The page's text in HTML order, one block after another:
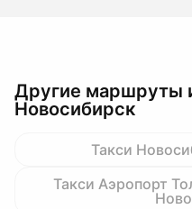
Другие маршруты
Новосибирск
Такси
Такси Аэропорт